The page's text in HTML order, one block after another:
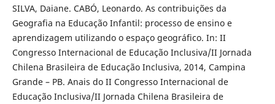
SILVA, Daiane. CABÓ, Leonardo. As contribuições da
Geografia na Educação Infantil: processo de ensino e
aprendizagem utilizando o espaço geográfico. In: II
Congresso Internacional de Educação Inclusiva/II Jornada
Chilena Brasileira de Educação Inclusiva, 2014, Campina
Grande – PB. Anais do II Congresso Internacional de
Educação Inclusiva/II Jornada Chilena Brasileira de